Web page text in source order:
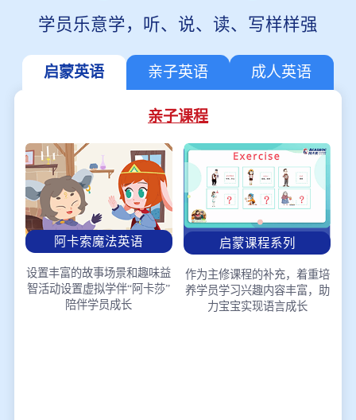
学员乐意学，听、说、读、写样样强
启蒙英语 亲子英语 成人英语
亲子课程
阿卡索魔法英语
设置丰富的故事场景和趣味益
智活动设置虚拟学伴“阿卡莎”
陪伴学员成长
启蒙课程系列
作为主修课程的补充，着重培
养学员学习兴趣内容丰富，助
力宝宝实现语言成长